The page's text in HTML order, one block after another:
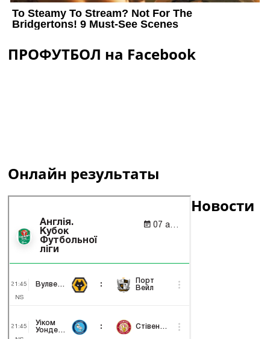
ПРОФУТБОЛ на Facebook
Онлайн результаты
Новости